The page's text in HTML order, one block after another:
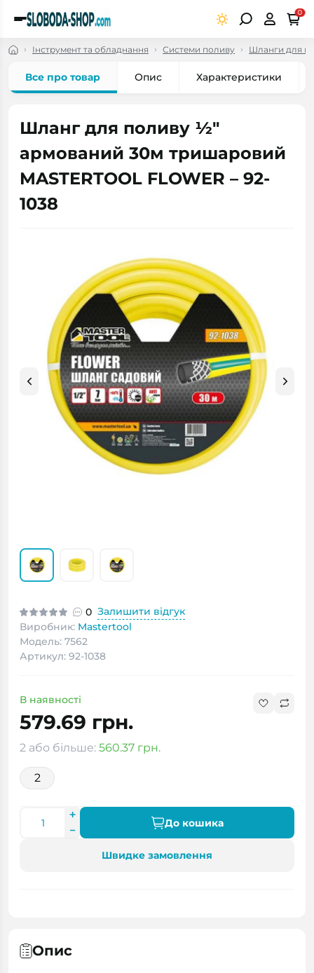
0
Інструмент та обладнання Системи поливу Шланги для
Все про товар Опис Характеристики
Шланг для поливу ½"
армований 30м тришаровий
MASTERTOOL FLOWER – 92-
1038
0 Залишити відгук
Виробник: Mastertool
Модель: 7562
Артикул: 92-1038
В наявності
579.69 грн.
2 або більше: 560.37 грн.
2
До кошика
Швидке замовлення
Опис